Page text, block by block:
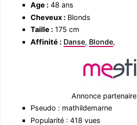
Age :48 ans
Cheveux :Blonds
Taille :175 cm
Affinité : Danse, Blonde,
Annonce partenaire
Pseudo : mathildemarne
Popularité : 418 vues